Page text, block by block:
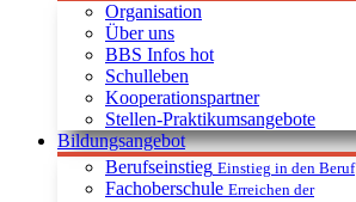
Organisation
Über uns
BBS Infos hot
Schulleben
Kooperationspartner
Stellen-Praktikumsangebote
Bildungsangebot
Berufseinstieg Einstieg in den Beruf
Fachoberschule Erreichen der